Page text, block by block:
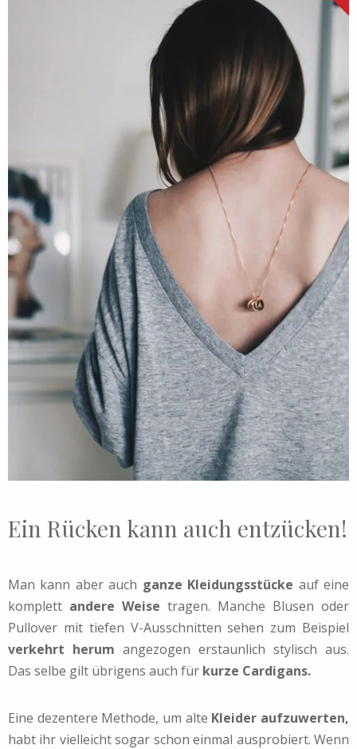
Ein Rücken kann auch entzücken!
Man kann aber auch ganze Kleidungsstücke auf eine
komplett andere Weise tragen. Manche Blusen oder
Pullover mit tiefen V-Ausschnitten sehen zum Beispiel
verkehrt herum angezogen erstaunlich stylisch aus.
Das selbe gilt übrigens auch für kurze Cardigans.
Eine dezentere Methode, um alte Kleider aufzuwerten,
habt ihr vielleicht sogar schon einmal ausprobiert. Wenn